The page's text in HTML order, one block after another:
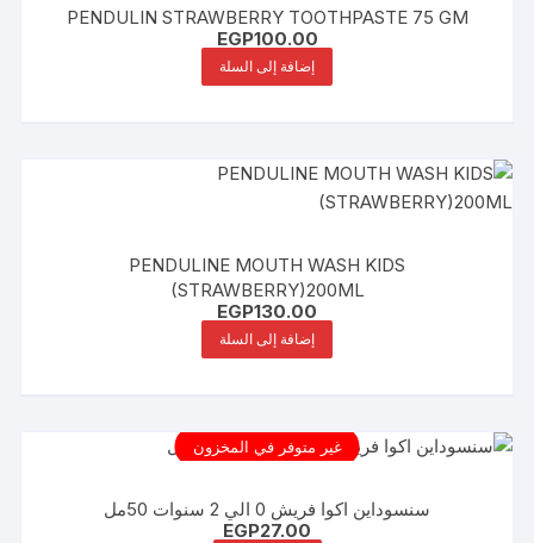
PENDULIN STRAWBERRY TOOTHPASTE 75 GM
EGP100.00
إضافة إلى السلة
PENDULINE MOUTH WASH KIDS
(STRAWBERRY)200ML
EGP130.00
إضافة إلى السلة
غير متوفر في المخزون
سنسوداين اكوا فريش 0 الي 2 سنوات 50مل
EGP27.00